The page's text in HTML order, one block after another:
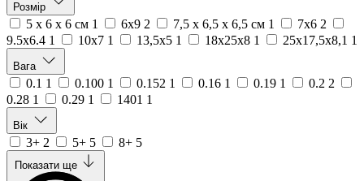
Розмір
5 x 6 x 6 см 1 6х9 2 7,5 x 6,5 x 6,5 см 1 7х6 2
9.5x6.4 1 10х7 1 13,5х5 1 18х25х8 1 25х17,5х8,1 1
Вага
0.1 1 0.100 1 0.152 1 0.16 1 0.19 1 0.2 2
0.28 1 0.29 1 1401 1
Вік
3+ 2 5+ 5 8+ 5
Показати ще